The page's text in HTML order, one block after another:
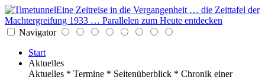
Eine Zeitreise in die Vergangenheit … die Zeittafel der
Machtergreifung 1933 … Parallelen zum Heute entdecken
Navigator
Start
Aktuelles
Aktuelles * Termine * Seitenüberblick * Chronik einer